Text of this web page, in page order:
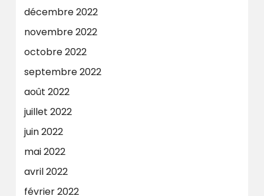
décembre 2022
novembre 2022
octobre 2022
septembre 2022
août 2022
juillet 2022
juin 2022
mai 2022
avril 2022
février 2022